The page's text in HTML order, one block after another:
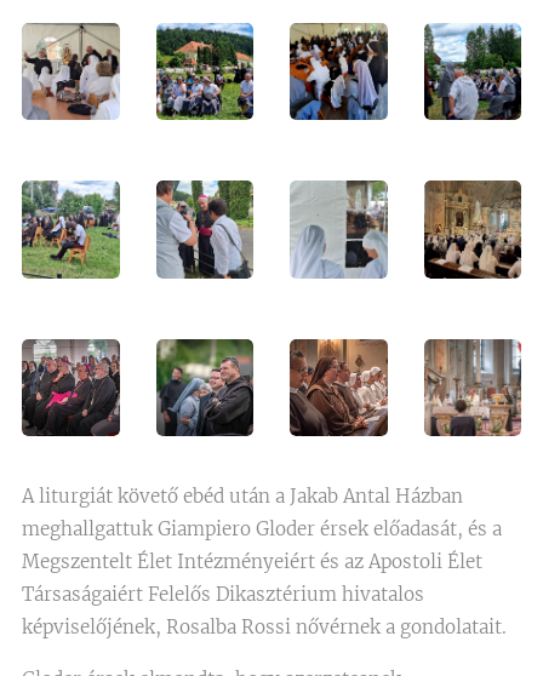
A liturgiát követő ebéd után a Jakab Antal Házban
meghallgattuk Giampiero Gloder érsek előadasát, és a
Megszentelt Élet Intézményeiért és az Apostoli Élet
Társaságaiért Felelős Dikasztérium hivatalos
képviselőjének, Rosalba Rossi nővérnek a gondolatait.